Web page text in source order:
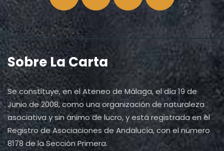
Sobre La Carta
Se constituye, en el Ateneo de Málaga, el día 19 de
Junio de 2008, como una organización de naturaleza
asociativa y sin ánimo de lucro, y está registrada en el
Registro de Asociaciones de Andalucía, con el número
8178 de la Sección Primera.